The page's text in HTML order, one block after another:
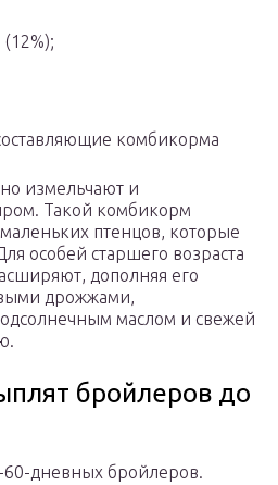
комбикорма
измельчают и
Такой комбикорм
птенцов, которые
особей старшего возраста
дополняя его
дрожжами,
маслом и свежей
бройлеров до
дневных бройлеров.